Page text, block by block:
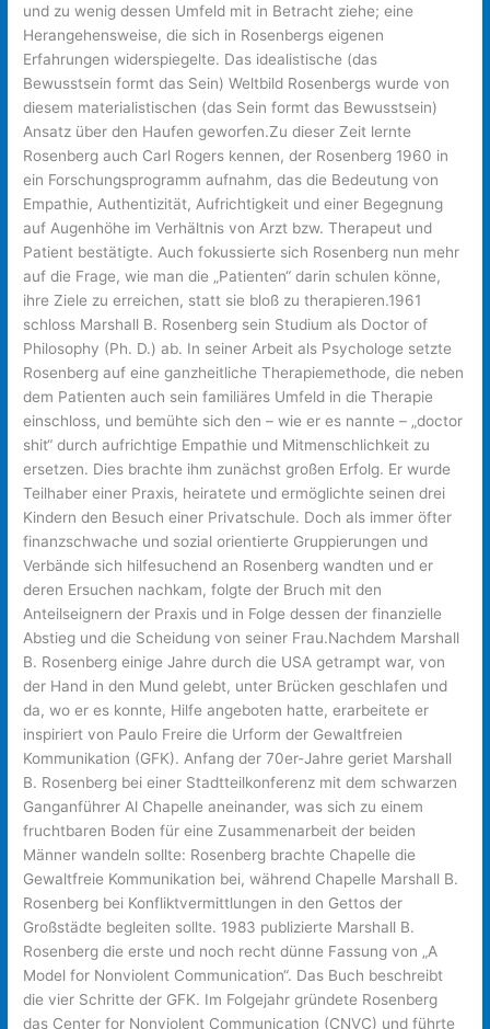
und zu wenig dessen Umfeld mit in Betracht ziehe; eine
Herangehensweise, die sich in Rosenbergs eigenen
Erfahrungen widerspiegelte. Das idealistische (das
Bewusstsein formt das Sein) Weltbild Rosenbergs wurde von
diesem materialistischen (das Sein formt das Bewusstsein)
Ansatz über den Haufen geworfen.Zu dieser Zeit lernte
Rosenberg auch Carl Rogers kennen, der Rosenberg 1960 in
ein Forschungsprogramm aufnahm, das die Bedeutung von
Empathie, Authentizität, Aufrichtigkeit und einer Begegnung
auf Augenhöhe im Verhältnis von Arzt bzw. Therapeut und
Patient bestätigte. Auch fokussierte sich Rosenberg nun mehr
auf die Frage, wie man die „Patienten“ darin schulen könne,
ihre Ziele zu erreichen, statt sie bloß zu therapieren.1961
schloss Marshall B. Rosenberg sein Studium als Doctor of
Philosophy (Ph. D.) ab. In seiner Arbeit als Psychologe setzte
Rosenberg auf eine ganzheitliche Therapiemethode, die neben
dem Patienten auch sein familiäres Umfeld in die Therapie
einschloss, und bemühte sich den – wie er es nannte – „doctor
shit“ durch aufrichtige Empathie und Mitmenschlichkeit zu
ersetzen. Dies brachte ihm zunächst großen Erfolg. Er wurde
Teilhaber einer Praxis, heiratete und ermöglichte seinen drei
Kindern den Besuch einer Privatschule. Doch als immer öfter
finanzschwache und sozial orientierte Gruppierungen und
Verbände sich hilfesuchend an Rosenberg wandten und er
deren Ersuchen nachkam, folgte der Bruch mit den
Anteilseignern der Praxis und in Folge dessen der finanzielle
Abstieg und die Scheidung von seiner Frau.Nachdem Marshall
B. Rosenberg einige Jahre durch die USA getrampt war, von
der Hand in den Mund gelebt, unter Brücken geschlafen und
da, wo er es konnte, Hilfe angeboten hatte, erarbeitete er
inspiriert von Paulo Freire die Urform der Gewaltfreien
Kommunikation (GFK). Anfang der 70er-Jahre geriet Marshall
B. Rosenberg bei einer Stadtteilkonferenz mit dem schwarzen
Ganganführer Al Chapelle aneinander, was sich zu einem
fruchtbaren Boden für eine Zusammenarbeit der beiden
Männer wandeln sollte: Rosenberg brachte Chapelle die
Gewaltfreie Kommunikation bei, während Chapelle Marshall B.
Rosenberg bei Konfliktvermittlungen in den Gettos der
Großstädte begleiten sollte. 1983 publizierte Marshall B.
Rosenberg die erste und noch recht dünne Fassung von „A
Model for Nonviolent Communication“. Das Buch beschreibt
die vier Schritte der GFK. Im Folgejahr gründete Rosenberg
das Center for Nonviolent Communication (CNVC) und führte